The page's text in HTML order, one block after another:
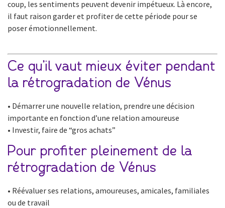
coup, les sentiments peuvent devenir impétueux. Là encore,
il faut raison garder et profiter de cette période pour se
poser émotionnellement.
Ce qu’il vaut mieux éviter pendant
la rétrogradation de Vénus
• Démarrer une nouvelle relation, prendre une décision
importante en fonction d’une relation amoureuse
• Investir, faire de “gros achats”
Pour profiter pleinement de la
rétrogradation de Vénus
• Réévaluer ses relations, amoureuses, amicales, familiales
ou de travail